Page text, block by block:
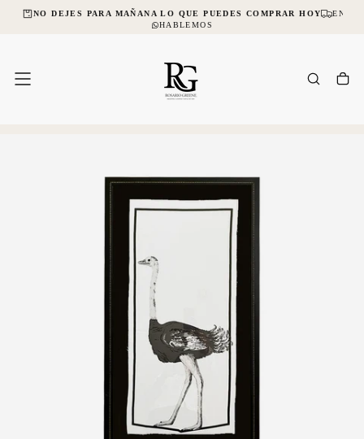
SALTAR
NO DEJES PARA MAÑANA LO QUE PUEDES COMPRAR HOY
HABLEMOS